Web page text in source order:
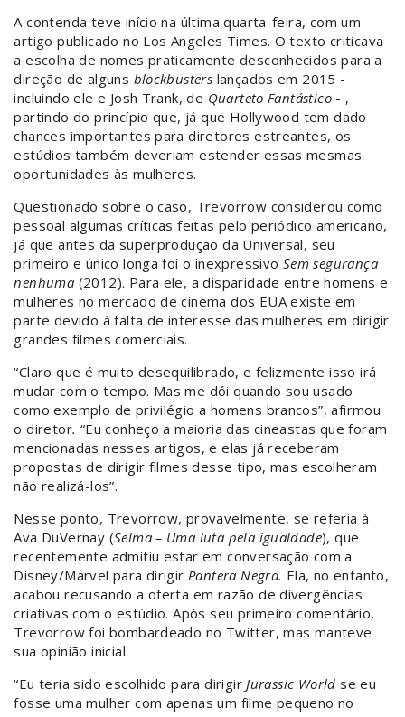
A contenda teve início na última quarta-feira, com um
artigo publicado no Los Angeles Times. O texto criticava
a escolha de nomes praticamente desconhecidos para a
direção de alguns blockbusters lançados em 2015 -
incluindo ele e Josh Trank, de Quarteto Fantástico - ,
partindo do princípio que, já que Hollywood tem dado
chances importantes para diretores estreantes, os
estúdios também deveriam estender essas mesmas
oportunidades às mulheres.
Questionado sobre o caso, Trevorrow considerou como
pessoal algumas críticas feitas pelo periódico americano,
já que antes da superprodução da Universal, seu
primeiro e único longa foi o inexpressivo Sem segurança
nenhuma (2012). Para ele, a disparidade entre homens e
mulheres no mercado de cinema dos EUA existe em
parte devido à falta de interesse das mulheres em dirigir
grandes filmes comerciais.
“Claro que é muito desequilibrado, e felizmente isso irá
mudar com o tempo. Mas me dói quando sou usado
como exemplo de privilégio a homens brancos”, afirmou
o diretor. “Eu conheço a maioria das cineastas que foram
mencionadas nesses artigos, e elas já receberam
propostas de dirigir filmes desse tipo, mas escolheram
não realizá-los”.
Nesse ponto, Trevorrow, provavelmente, se referia à
Ava DuVernay (Selma – Uma luta pela igualdade), que
recentemente admitiu estar em conversação com a
Disney/Marvel para dirigirPantera Negra. Ela, no entanto,
acabou recusando a oferta em razão de divergências
criativas com o estúdio.Após seu primeiro comentário,
Trevorrow foi bombardeado no Twitter, mas manteve
sua opinião inicial.
“Eu teria sido escolhido para dirigirJurassic World se eu
fosse uma mulher com apenas um filme pequeno no